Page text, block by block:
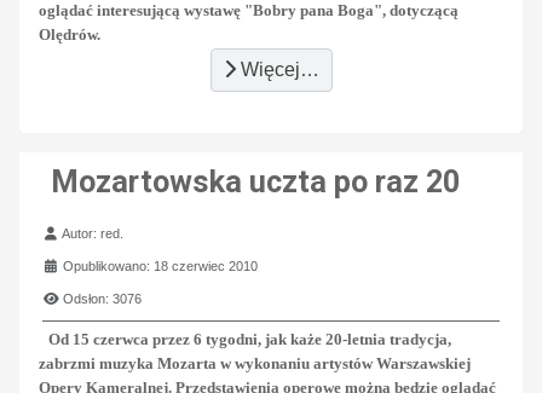
oglądać interesującą wystawę "Bobry pana Boga", dotyczącą
Olędrów.
Więcej…
Mozartowska uczta po raz 20
Szczegóły
Autor:red.
Opublikowano: 18 czerwiec 2010
Odsłon: 3076
Od 15 czerwca przez 6 tygodni, jak każe 20-letnia tradycja,
zabrzmi muzyka Mozarta w wykonaniu artystów Warszawskiej
Opery Kameralnej. Przedstawienia operowe można będzie oglądać